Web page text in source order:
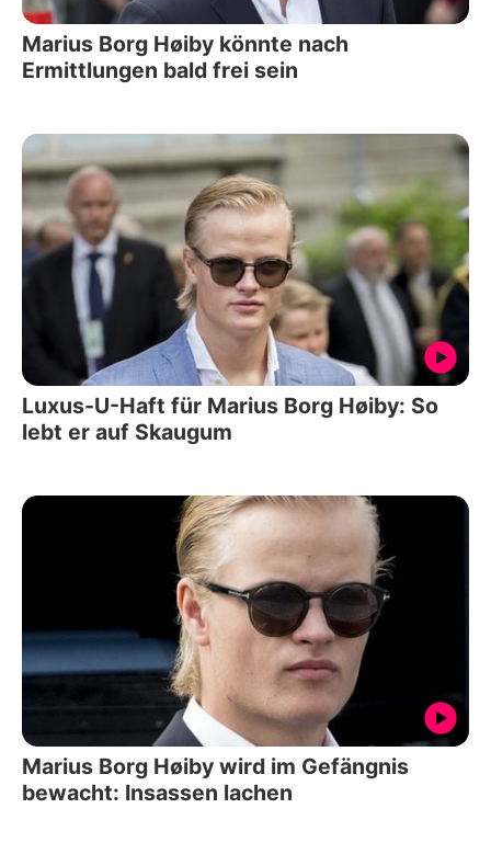
Marius Borg Høiby könnte nach
Ermittlungen bald frei sein
Luxus-U-Haft für Marius Borg Høiby: So
lebt er auf Skaugum
Marius Borg Høiby wird im Gefängnis
bewacht: Insassen lachen